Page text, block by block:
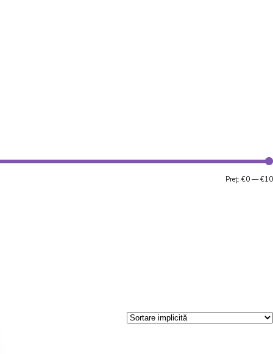
Preț: €0 —€10